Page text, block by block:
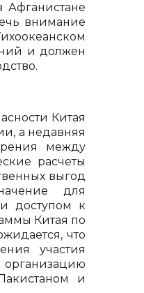
Афганистане
внимание
и должен
Китая
а недавняя
между
расчеты
выгод
для
доступом к
Китая по
что
участия
и